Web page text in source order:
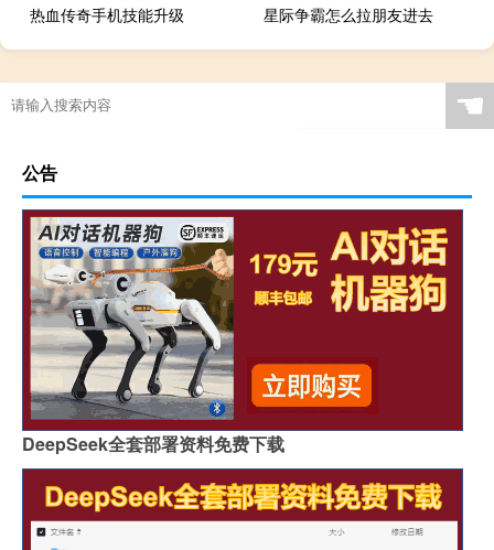
热血传奇手机技能升级
星际争霸怎么拉朋友进去
☚
公告
DeepSeek全套部署资料免费下载